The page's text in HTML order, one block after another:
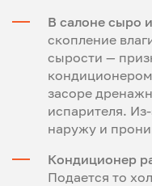
В салоне сыро
скопление
сырости —
засоре
испарителя.
наружу и
Кондиционер
Подается то